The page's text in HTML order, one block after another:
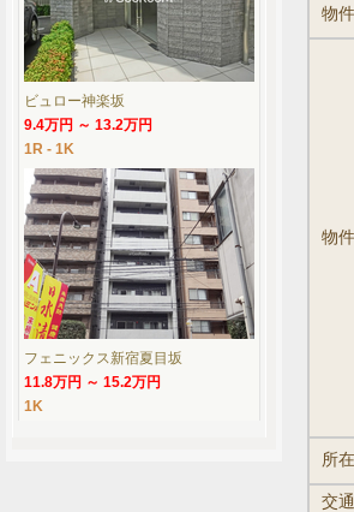
物
物
所
交通
ビュロー神楽坂
9.4万円 ～ 13.2万円
1R - 1K
フェニックス新宿夏目坂
11.8万円 ～ 15.2万円
1K